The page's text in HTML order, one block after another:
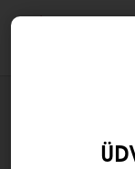
SÓS